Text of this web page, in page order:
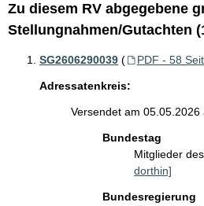
Zu diesem RV abgegebene
Stellungnahmen/Gutachten
SG2606290039 ( PDF - 58
Adressatenkreis:
Versendet am 05.05.2026
Bundestag
Mitglieder
dorthin]
Bundesregierung